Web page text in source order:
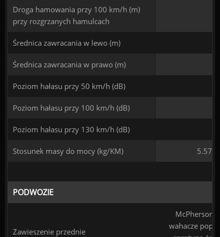
Droga hamowania przy 100 km/h (m)
przy rozgrzanych hamulcach
Średnica zawracania w lewo (m)
Średnica zawracania w prawo (m)
Poziom hałasu przy 50 km/h (dB)
Poziom hałasu przy 100 km/h (dB)
Poziom hałasu przy 130 km/h (dB)
Stosunek masy do mocy (kg/KM) 5.57
PODWOZIE
Zawieszenie przednie
McPherson
wahacze